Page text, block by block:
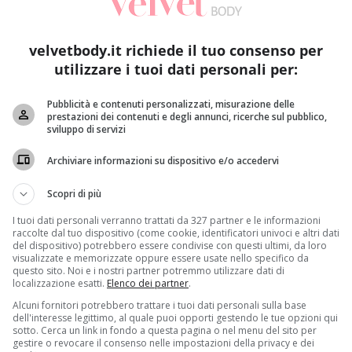
nemmeno quando si vuole perdere qualche chilo. È
. Restare leggeri senza saltare questo amato momento
stesso ipocalorico. Chiedere tutto ciò ad un unico
in un unico bicchiere.
ml di succo d’arancia, 3 cucchiaini di zucchero di canna,
il tutto per qualche minuto per poi aggiungere
o in una coppetta come dessert. Esistono poi due
al ghiaccio diventa molto più cremoso.
velvetbody.it richiede il tuo consenso per
utilizzare i tuoi dati personali per:
Pubblicità e contenuti personalizzati, misurazione delle
prestazioni dei contenuti e degli annunci, ricerche sul pubblico,
sviluppo di servizi
Archiviare informazioni su dispositivo e/o accedervi
Scopri di più
I tuoi dati personali verranno trattati da 327 partner e le informazioni
raccolte dal tuo dispositivo (come cookie, identificatori univoci e altri dati
del dispositivo) potrebbero essere condivise con questi ultimi, da loro
visualizzate e memorizzate oppure essere usate nello specifico da
questo sito. Noi e i nostri partner potremmo utilizzare dati di
localizzazione esatti. Elenco dei partner.
Alcuni fornitori potrebbero trattare i tuoi dati personali sulla base
dell'interesse legittimo, al quale puoi opporti gestendo le tue opzioni qui
sotto. Cerca un link in fondo a questa pagina o nel menu del sito per
gestire o revocare il consenso nelle impostazioni della privacy e dei